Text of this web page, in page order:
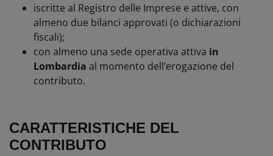
iscritte al Registro delle Imprese e attive, con
almeno due bilanci approvati (o dichiarazioni
fiscali);
con almeno una sede operativa attiva in
Lombardia al momento dell’erogazione del
contributo.
CARATTERISTICHE DEL
CONTRIBUTO